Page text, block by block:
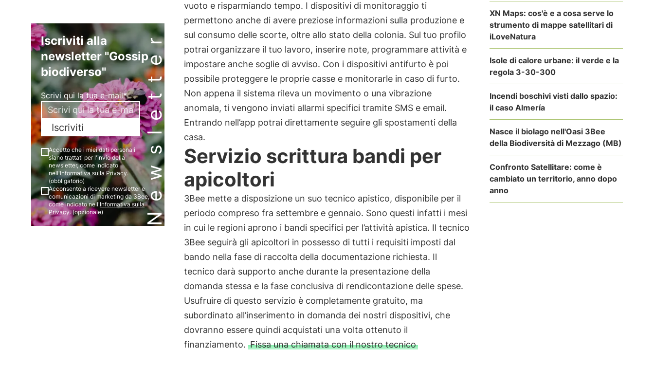
Newsletter
Iscriviti alla
newsletter "Gossip
biodiverso"
Scrivi qui la tua e-mail*
Iscriviti
Accetto che i miei dati personali
siano trattati per l'invio della
newsletter, come indicato
nell'Informativa sulla Privacy.
(obbligatorio)
Acconsento a ricevere newsletter e
comunicazioni di marketing da 3Bee,
come indicato nell'Informativa sulla
Privacy. (opzionale)
vuoto e risparmiando tempo. I dispositivi di monitoraggio ti
permettono anche di avere preziose informazioni sulla produzione e
sul consumo delle scorte, oltre allo stato della colonia. Sul tuo profilo
potrai organizzare il tuo lavoro, inserire note, programmare attività e
impostare anche soglie di avviso. Con i dispositivi antifurto è poi
possibile proteggere le proprie casse e monitorarle in caso di furto.
Non appena il sistema rileva un movimento o una vibrazione
anomala, ti vengono inviati allarmi specifici tramite SMS e email.
Entrando nell’app potrai direttamente seguire gli spostamenti della
casa.
Servizio scrittura bandi per
apicoltori
3Bee mette a disposizione un suo tecnico apistico, disponibile per il
periodo compreso fra settembre e gennaio. Sono questi infatti i mesi
in cui le regioni aprono i bandi specifici per l’attività apistica. Il tecnico
3Bee seguirà gli apicoltori in possesso di tutti i requisiti imposti dal
bando nella fase di raccolta della documentazione richiesta. Il
tecnico darà supporto anche durante la presentazione della
domanda stessa e la fase conclusiva di rendicontazione delle spese.
Usufruire di questo servizio è completamente gratuito, ma
subordinato all’inserimento in domanda dei nostri dispositivi, che
dovranno essere quindi acquistati una volta ottenuto il
finanziamento. Fissauna chiamata con il nostro tecnico
XN Maps: cos'è e a cosa serve lo
strumento di mappe satellitari di
iLoveNatura
Isole di calore urbane: il verde e la
regola 3-30-300
Incendi boschivi visti dallo spazio:
il caso Almería
Nasce il biolago nell'Oasi 3Bee
della Biodiversità di Mezzago (MB)
Confronto Satellitare: come è
cambiato un territorio, anno dopo
anno